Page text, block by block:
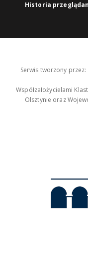
Historia
Serwis tworzony
Współzałożycielami
Olsztynie oraz